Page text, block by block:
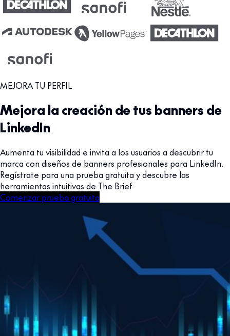
MEJORA TU PERFIL
Mejora la creación de tus banners de
LinkedIn
Aumenta tu visibilidad e invita a los usuarios a descubrir tu
marca con diseños de banners profesionales para LinkedIn.
Regístrate para una prueba gratuita y descubre las
herramientas intuitivas de The Brief
Comenzar prueba gratuita